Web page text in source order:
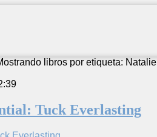
libros por etiqueta: Natalie
Tuck Everlasting